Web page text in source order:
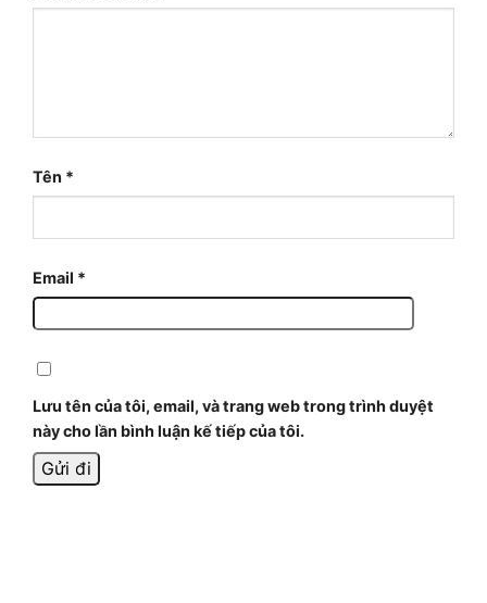
Tên *
Email *
Lưu tên của tôi, email, và trang web trong trình duyệt
này cho lần bình luận kế tiếp của tôi.